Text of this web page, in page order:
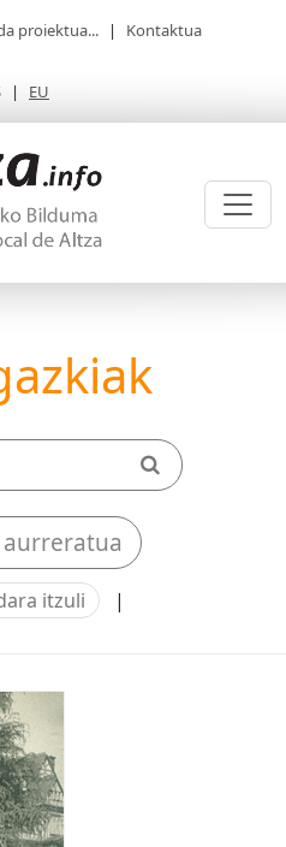
proiektua... | Kontaktua
| EU
itzuli |